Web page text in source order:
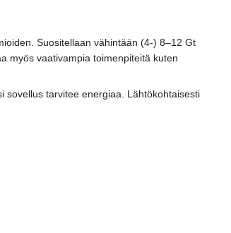
Suositellaan vähintään (4-) 8–12 Gt
myös vaativampia toimenpiteitä kuten
sovellus tarvitee energiaa. Lähtökohtaisesti